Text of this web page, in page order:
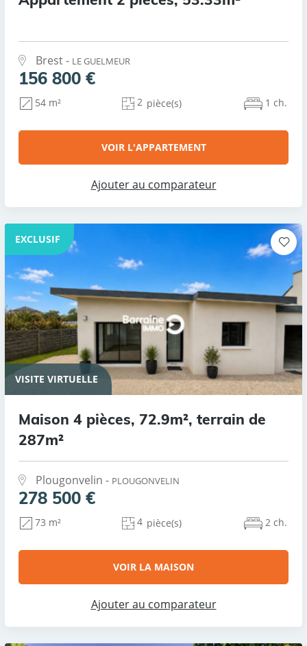
Brest - LE GUELMEUR
156 800 €
54 m² 2 pièce(s) 1 ch.
VOIR L'APPARTEMENT
Ajouter au comparateur
EXCLUSIF
VISITE VIRTUELLE
Maison 4 pièces, 72.9m², terrain de
287m²
Plougonvelin - PLOUGONVELIN
278 500 €
73 m² 4 pièce(s) 2 ch.
VOIR LA MAISON
Ajouter au comparateur